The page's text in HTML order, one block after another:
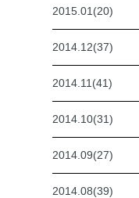
2015.01(20)
2014.12(37)
2014.11(41)
2014.10(31)
2014.09(27)
2014.08(39)